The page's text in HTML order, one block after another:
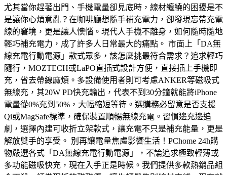
尤其當你趕著出門、手機電量卻見底時，線材纏繞的困擾是不
是讓你心煩意亂？在咖啡廳想隨手補充電力，卻發現忘帶充電
線的窘境，更是讓人懊惱。現代人手機不離身，如何隨時隨地
輕巧補充電力，成了許多人日常最大的痛點。 市面上「DA無
線充電行動電源」款式眾多，該怎麼挑最符合需求？追求輕巧
隨行，MOZTECH或LaPO直插式設計方便，直接插上手機即
充，省去帶線麻煩。多設備使用者則可考慮ANKER等磁吸式
無線充，其20W PD快充輸出，代表不到30分鐘就能將iPhone
電量從0%充到50%，大幅縮短等待。選購務必留意是否支援
Qi或MagSafe標準，確保裝置順暢無線充電。習慣邊充邊追
劇，選擇內建可收折立架款式，讓充電不只是補充能量，更是
解放雙手的享受。 別再讓電量焦慮影響生活！PChome 24h購
物嚴選各式「DA無線充電行動電源」，不論追求極致輕薄或
多功能磁吸快充，現在入手正是時候。我們提供多款熱銷品組